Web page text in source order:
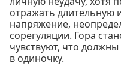
отражать длительную
напряжение,
сорегуляции. Гора
чувствуют, что
в одиночку.